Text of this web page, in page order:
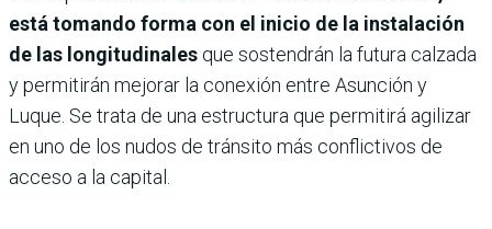
está tomando forma con el inicio de la instalación
de las longitudinales que sostendrán la futura calzada
y permitirán mejorar la conexión entre Asunción y
Luque. Se trata de una estructura que permitirá agilizar
en uno de los nudos de tránsito más conflictivos de
acceso a la capital.